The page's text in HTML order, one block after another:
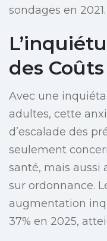
sondages en 2021.
des Coûts
Avec une
adultes, cette
d’escalade des
seulement
santé, mais aussi
sur ordonnance.
augmentation
37% en 2025,